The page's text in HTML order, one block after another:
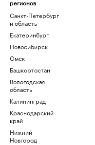
регионов
Санкт-Петербург
и область
Екатеринбург
Новосибирск
Омск
Башкортостан
Вологодская
область
Калининград
Краснодарский
край
Нижний
Новгород